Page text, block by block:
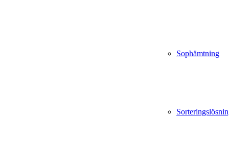
Sophämtning